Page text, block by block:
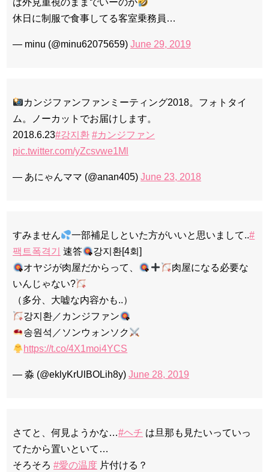
は外見重視のままでいーのか
休日に制服で食事してる客室乗務員…
— minu (@minu62075659) June 29, 2019
カンジファンファンミーティング2018。フォトタイ
ム。ノーカットでお届けします。
2018.6.23#강지환 #カンジファン
pic.twitter.com/yZcsvwe1Ml
— あにゃんママ (@anan405) June 23, 2018
すみません 一部補足しといた方がいいと思いまして..#
팩트폭격기
速答
강지환[4회]
オヤジが肉屋だからって、
肉屋になる必要な
いんじゃない?
（多分、大嘘な内容かも..）
강지환／カンジファン
송원석／ソンウォンソク
https://t.co/4X1moi4YCS
— 淼 (@eklyKrUlBOLih8y) June 28, 2019
さてと、何見ようかな…#ヘチ は旦那も見たいっていっ
てたから置いといて…
そろそろ #愛の温度 片付ける？